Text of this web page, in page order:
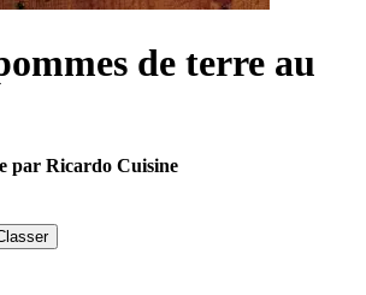
de terre au
par Ricardo Cuisine